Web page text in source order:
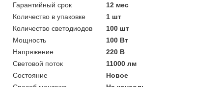
Гарантийный срок
12 мес
Количество в упаковке
1 шт
Количество светодиодов
100 шт
Мощность
100 Вт
Напряжение
220 В
Световой поток
11000 лм
Состояние
Новое